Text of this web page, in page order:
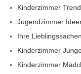
Kinderzimmer
Jugendzimmer
Ihre Lieblingssachen
Kinderzimmer
Kinderzimmer